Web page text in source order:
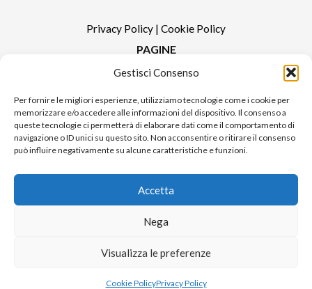
Gestisci Consenso
Per fornire le migliori esperienze, utilizziamo tecnologie come i cookie per
memorizzare e/o accedere alle informazioni del dispositivo. Il consenso a
queste tecnologie ci permetterà di elaborare dati come il comportamento di
navigazione o ID unici su questo sito. Non acconsentire o ritirare il consenso
può influire negativamente su alcune caratteristiche e funzioni.
Accetta
Nega
Visualizza le preferenze
Cookie PolicyPrivacy Policy
Privacy Policy | Cookie Policy
PAGINE
Redazione
Contatti
Pubblicità
Sitemap
RUBRICHE
Urban Video
© 2024 UP di Poggianti Simona | Urban Livorno è una testata giornalistica